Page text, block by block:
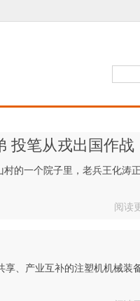
投笔从戎出国作战
的一个院子里，老兵王化涛
阅读
享、产业互补的注塑机机械装